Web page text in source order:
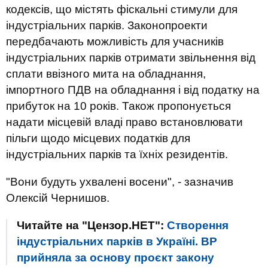
кодексів, що містять фіскальні стимули для
індустріальних парків. Законопроекти
передбачають можливість для учасників
індустріальних парків отримати звільнення від
сплати ввізного мита на обладнання,
імпортного ПДВ на обладнання і від податку на
прибуток на 10 років. Також пропонується
надати місцевій владі право встановлювати
пільги щодо місцевих податків для
індустріальних парків та їхніх резидентів.
"Вони будуть ухвалені восени", - зазначив
Олексій Чернишов.
Читайте на "Цензор.НЕТ": Створення
індустріальних парків в Україні. ВР
прийняла за основу проєкт закону